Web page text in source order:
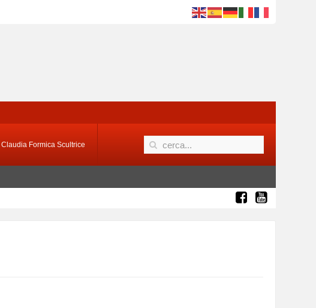
Claudia Formica Scultrice